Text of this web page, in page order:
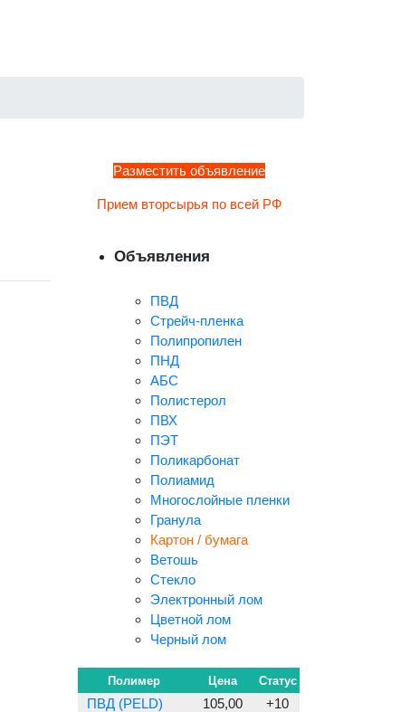
Разместить объявление
Прием вторсырья по всей РФ
Объявления
ПВД
Стрейч-пленка
Полипропилен
ПНД
АБС
Полистерол
ПВХ
ПЭТ
Поликарбонат
Полиамид
Многослойные пленки
Гранула
Картон / бумага
Ветошь
Стекло
Электронный лом
Цветной лом
Черный лом
Полимер Цена Статус
ПВД (PELD) 105,00
+10